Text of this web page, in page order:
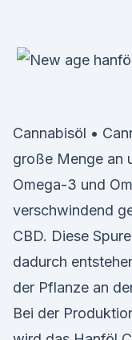
Cannabisöl •
große Menge an
Omega-3 und
verschwindend
CBD. Diese
dadurch
der Pflanze an
Bei der